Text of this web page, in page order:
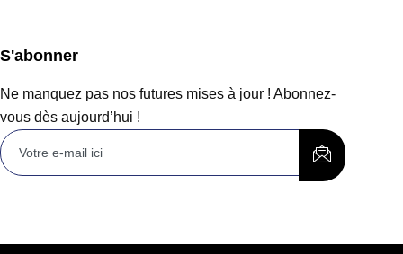
S'abonner
Ne manquez pas nos futures mises à jour ! Abonnez-
vous dès aujourd’hui !